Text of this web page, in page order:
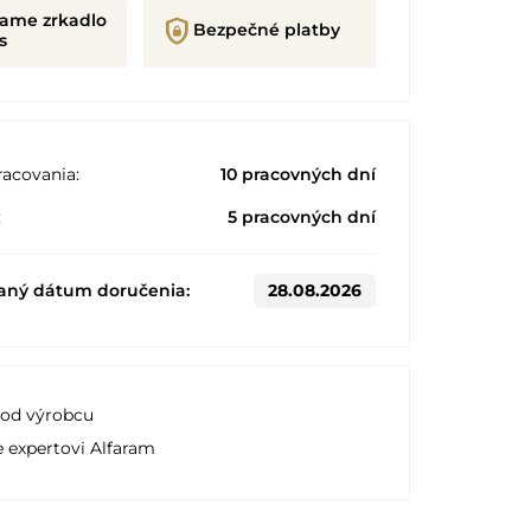
zrkadlo
shield_lock Bezpečné platby
10 pracovných dní
5 pracovných dní
dátum doručenia: 28.08.2026
výrobcu
expertovi Alfaram